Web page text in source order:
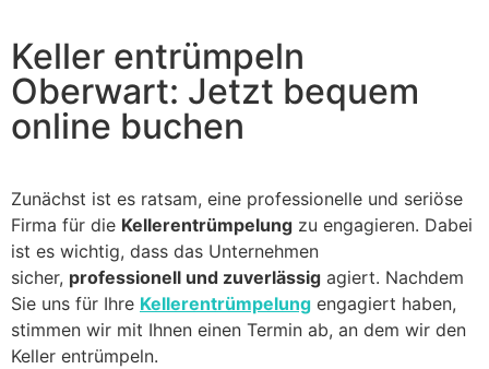
Keller entrümpeln
Oberwart: Jetzt bequem
online buchen
Zunächst ist es ratsam, eine professionelle und seriöse
Firma für die Kellerentrümpelung zu engagieren. Dabei
ist es wichtig, dass das Unternehmen
sicher, professionell und zuverlässig agiert. Nachdem
Sie uns für Ihre Kellerentrümpelung engagiert haben,
stimmen wir mit Ihnen einen Termin ab, an dem wir den
Keller entrümpeln.